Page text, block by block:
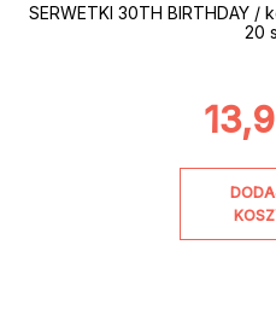
SERWETKI 30TH BIRTHDAY /
20